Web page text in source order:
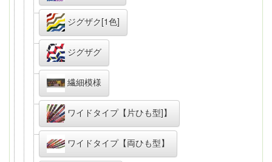
ジグザク[1色]
ジグザグ
繊細模様
ワイドタイプ【片ひも型]】
ワイドタイプ【両ひも型】